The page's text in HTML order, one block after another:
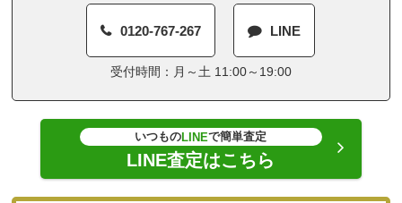
0120-767-267 LINE
受付時間：月～土 11:00～19:00
いつものLINEで簡単査定
LINE査定はこちら